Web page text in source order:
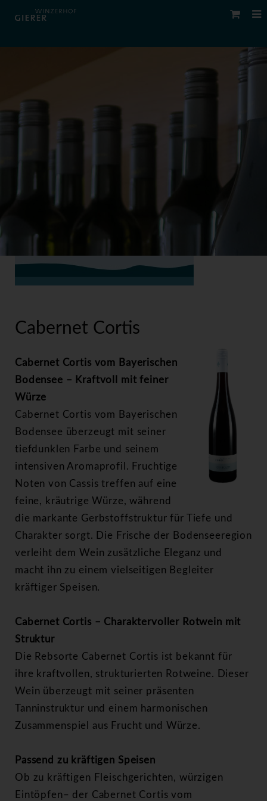
Cabernet Cortis
Cabernet Cortis vom Bayerischen
Bodensee – Kraftvoll mit feiner
Würze
Cabernet Cortis vom Bayerischen
Bodensee überzeugt mit seiner
tiefdunklen Farbe und seinem
intensiven Aromaprofil. Fruchtige
Noten von Cassis treffen auf eine
feine, kräutrige Würze, während
die markante Gerbstoffstruktur für Tiefe und
Charakter sorgt. Die Frische der Bodenseeregion
verleiht dem Wein zusätzliche Eleganz und
macht ihn zu einem vielseitigen Begleiter
kräftiger Speisen.
Cabernet Cortis – Charaktervoller Rotwein mit
Struktur
Die Rebsorte Cabernet Cortis ist bekannt für
ihre kraftvollen, strukturierten Rotweine. Dieser
Wein überzeugt mit seiner präsenten
Tanninstruktur und einem harmonischen
Zusammenspiel aus Frucht und Würze.
Passend zu kräftigen Speisen
Ob zu kräftigen Fleischgerichten, würzigen
Eintöpfen– der Cabernet Cortis vom